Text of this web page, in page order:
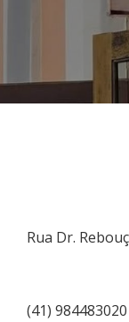
Rua Dr.
(41) 984483020